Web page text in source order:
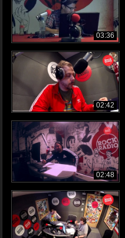
03:36
02:42
02:48